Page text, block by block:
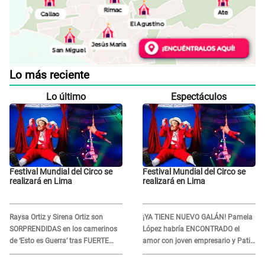
Lo más reciente
Lo último
Festival Mundial del Circo se
realizará en Lima
Raysa Ortiz y Sirena Ortiz son
SORPRENDIDAS en los camerinos
de ‘Esto es Guerra’ tras FUERTE
ENFRENTAMIENTO con Gabriel
Espectáculos
Festival Mundial del Circo se
realizará en Lima
¡YA TIENE NUEVO GALÁN! Pamela
López habría ENCONTRADO el
amor con joven empresario y Pati
Lorena la ECHA en VIVO